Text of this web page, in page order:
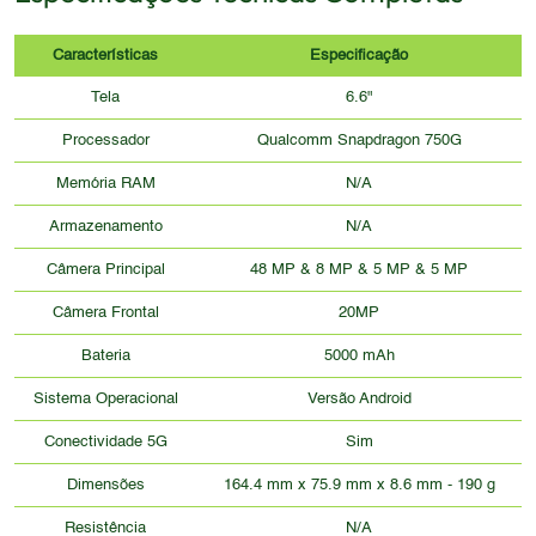
Características Especificação
Tela 6.6"
Processador Qualcomm Snapdragon 750G
Memória RAM N/A
Armazenamento N/A
Câmera Principal 48 MP & 8 MP & 5 MP & 5 MP
Câmera Frontal 20MP
Bateria 5000 mAh
Sistema Operacional Versão Android
Conectividade 5G Sim
Dimensões 164.4 mm x 75.9 mm x 8.6 mm - 190 g
Resistência N/A